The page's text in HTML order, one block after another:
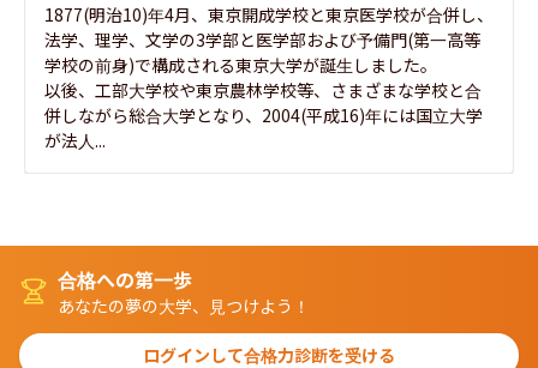
1877(明治10)年4月、東京開成学校と東京医学校が合併し、
法学、理学、文学の3学部と医学部および予備門(第一高等
学校の前身)で構成される東京大学が誕生しました。
以後、工部大学校や東京農林学校等、さまざまな学校と合
併しながら総合大学となり、2004(平成16)年には国立大学
が法人...
合格への第一歩
あなたの夢の大学、見つけよう！
ログインして合格力診断を受ける